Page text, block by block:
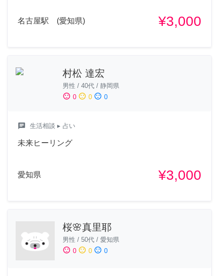
名古屋駅 (愛知県) ¥3,000
村松 達宏
男性 / 40代 / 静岡県
sentiment_satisfied 0 sentiment_neutral 0 sentiment_dissatisfied 0
chat 生活相談 ▸ 占い
未来ヒーリング
愛知県 ¥3,000
桜🌸真里耶
男性 / 50代 / 愛知県
sentiment_satisfied 0 sentiment_neutral 0 sentiment_dissatisfied 0